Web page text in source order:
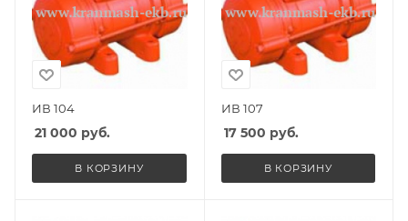
ИВ 104
21 000 руб.
В КОРЗИНУ
ИВ 107
17 500 руб.
В КОРЗИНУ